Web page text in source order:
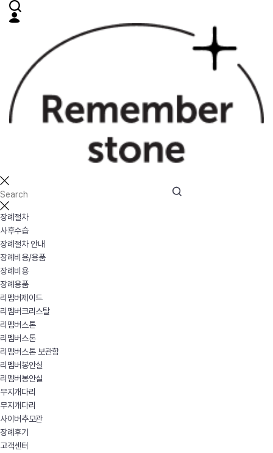
장례절차
사후수습
장례절차 안내
장례비용/용품
장례비용
장례용품
리멤버제이드
리멤버크리스탈
리멤버스톤
리멤버스톤
리멤버스톤 보관함
리멤버봉안실
리멤버봉안실
무지개다리
무지개다리
사이버추모관
장례후기
고객센터